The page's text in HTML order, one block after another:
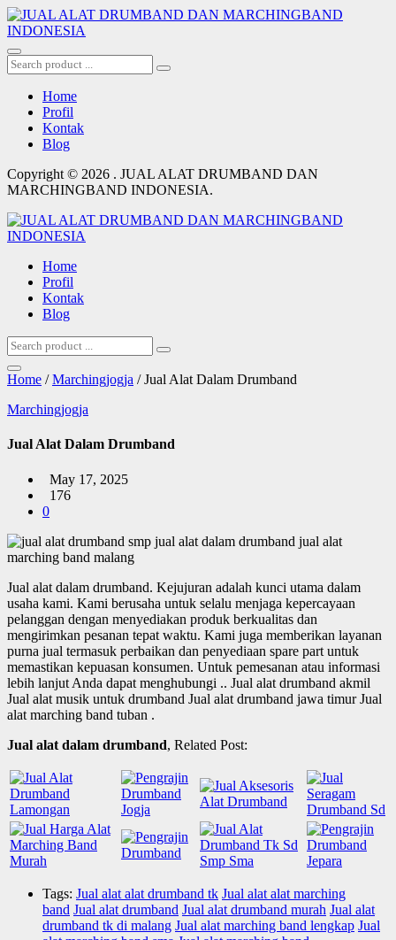
Home
Profil
Kontak
Blog
Copyright © 2026 . JUAL ALAT DRUMBAND DAN
MARCHINGBAND INDONESIA.
Home
Profil
Kontak
Blog
Home /Marchingjogja / Jual Alat Dalam Drumband
Marchingjogja
Jual Alat Dalam Drumband
May 17, 2025
176
0
Jual alat dalam drumband. Kejujuran adalah kunci utama dalam
usaha kami. Kami berusaha untuk selalu menjaga kepercayaan
pelanggan dengan menyediakan produk berkualitas dan
mengirimkan pesanan tepat waktu. Kami juga memberikan layanan
purna jual termasuk perbaikan dan penyediaan spare part untuk
memastikan kepuasan konsumen. Untuk pemesanan atau informasi
lebih lanjut Anda dapat menghubungi .. Jual alat drumband akmil
Jual alat musik untuk drumband Jual alat drumband jawa timur Jual
alat marching band tuban .
Jual alat dalam drumband, Related Post:
Tags: Jual alat alat drumband tk Jual alat alat marching
band Jual alat drumband Jual alat drumband murah Jual alat
drumband tk di malang Jual alat marching band lengkap Jual